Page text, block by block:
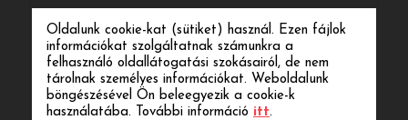
Képzési forma:
hibrid
A képzések óraszáma:
Oldalunk cookie-kat (sütiket) használ. Ezen fájlok
információkat szolgáltatnak számunkra a
felhasználó oldallátogatási szokásairól, de nem
tárolnak személyes információkat. Weboldalunk
böngészésével Ön beleegyezik a cookie-k
használatába. További információ itt.